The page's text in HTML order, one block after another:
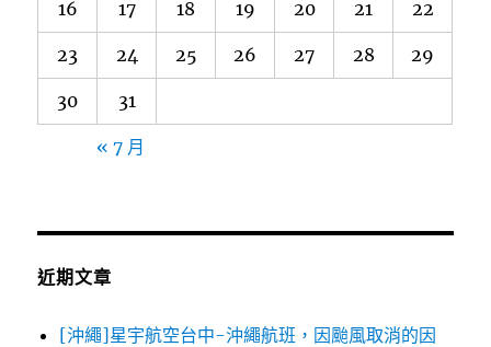
16 17 18 19 20 21 22
23 24 25 26 27 28 29
30 31
« 7 月
近期文章
[沖繩]星宇航空台中-沖繩航班，因颱風取消的因